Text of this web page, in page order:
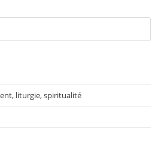
liturgie, spiritualité